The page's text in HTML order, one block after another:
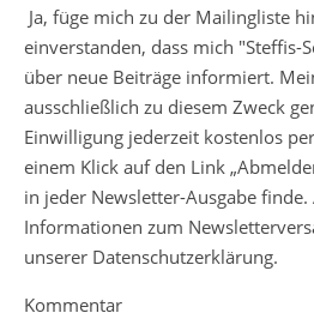
Ja, füge mich zu der Mailingliste
einverstanden, dass mich "Steffis-
über neue Beiträge informiert.
ausschließlich zu diesem Zweck
Einwilligung jederzeit kostenlos
einem Klick auf den Link
in jeder Newsletter-Ausgabe
Informationen zum
unserer Datenschutzerklärung.
Kommentar